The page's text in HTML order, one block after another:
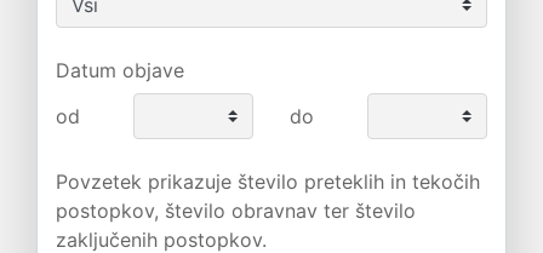
Datum objave
od
do
Povzetek prikazuje število preteklih in tekočih
postopkov, število obravnav ter število
zaključenih postopkov.